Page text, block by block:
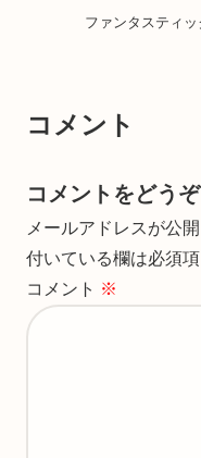
ファンタスティ
コメント
コメントをどうぞ
メールアドレスが公
付いている欄は必須
コメント ※